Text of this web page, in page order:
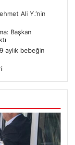
Ali Y.’nin
Başkan
aylık bebeğin